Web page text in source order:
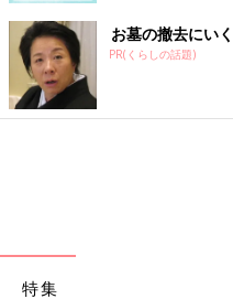
お墓の撤去にい
PR(くらしの話題)
特集